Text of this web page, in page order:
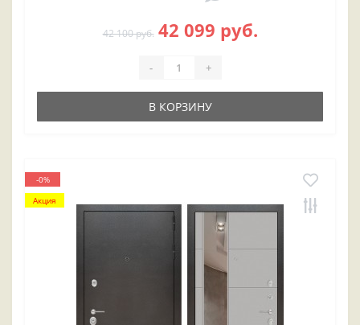
42 100 руб. 42 099 руб.
- +
В КОРЗИНУ
-0%
Акция